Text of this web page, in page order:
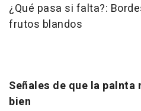
¿Qué pasa si falta?:
frutos blandos
Señales de que la
bien